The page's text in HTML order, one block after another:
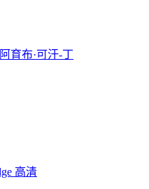
阿育布·可汗-丁
高清